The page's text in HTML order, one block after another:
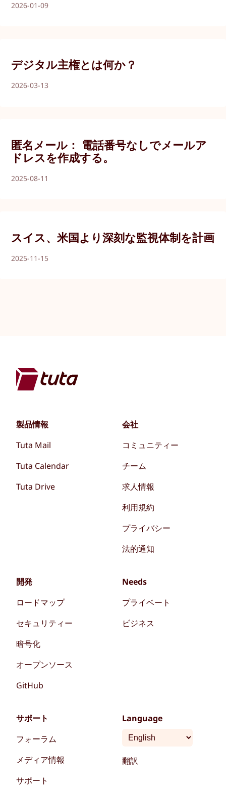
2026-01-09
デジタル主権とは何か？
2026-03-13
匿名メール： 電話番号なしでメールア
ドレスを作成する。
2025-08-11
スイス、米国より深刻な監視体制を計画
2025-11-15
製品情報
Tuta Mail
Tuta Calendar
Tuta Drive
会社
コミュニティー
チーム
求人情報
利用規約
プライバシー
法的通知
開発
ロードマップ
セキュリティー
暗号化
オープンソース
GitHub
Needs
プライベート
ビジネス
サポート
フォーラム
メディア情報
サポート
Language
翻訳